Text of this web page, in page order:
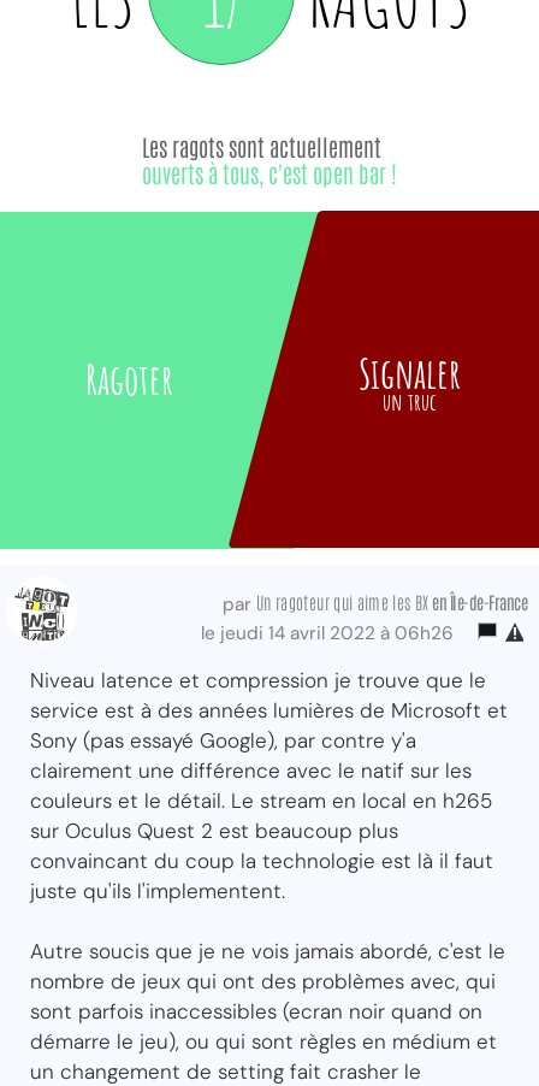
Ragoter
Les ragots sont actuellement
ouverts à tous, c'est open bar !
Signaler
un truc
par Un ragoteur qui aime les BX en Île-de-France
le jeudi 14 avril 2022 à 06h26
Niveau latence et compression je trouve que le
service est à des années lumières de Microsoft et
Sony (pas essayé Google), par contre y'a
clairement une différence avec le natif sur les
couleurs et le détail. Le stream en local en h265
sur Oculus Quest 2 est beaucoup plus
convaincant du coup la technologie est là il faut
juste qu'ils l'implementent.
Autre soucis que je ne vois jamais abordé, c'est le
nombre de jeux qui ont des problèmes avec, qui
sont parfois inaccessibles (ecran noir quand on
démarre le jeu), ou qui sont règles en médium et
un changement de setting fait crasher le